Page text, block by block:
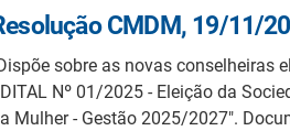
CMDM, 19/11/
sobre as novas conselheiras
Nº 01/2025 - Eleição da
Mulher - Gestão 2025/2027".